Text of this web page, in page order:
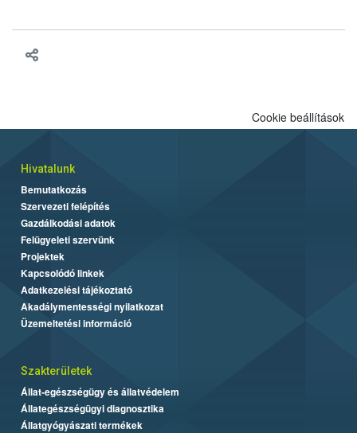
Cookie beállítások
Hivatalunk
Bemutatkozás
Szervezeti felépítés
Gazdálkodási adatok
Felügyeleti szervünk
Projektek
Kapcsolódó linkek
Adatkezelési tájékoztató
Akadálymentességi nyilatkozat
Üzemeltetési információ
Szakterületek
Állat-egészségügy és állatvédelem
Állategészségügyi diagnosztika
Állatgyógyászati termékek